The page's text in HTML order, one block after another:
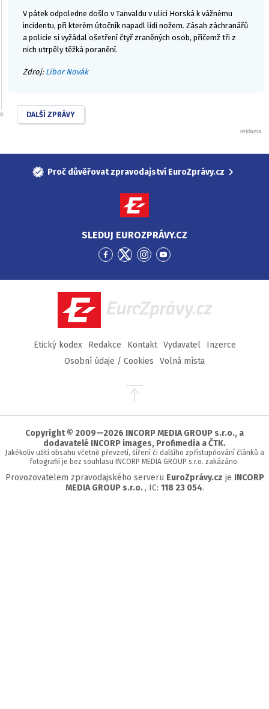
V pátek odpoledne došlo v Tanvaldu v ulici Horská k vážnému
incidentu, při kterém útočník napadl lidi nožem. Zásah záchranářů
a policie si vyžádal ošetření čtyř zraněných osob, přičemž tři z
nich utrpěly těžká poranění.
Zdroj: Libor Novák
DALŠÍ ZPRÁVY
Proč důvěřovat zpravodajství EuroZprávy.cz
SLEDUJ EUROZPRÁVY.CZ
Přejít
Facebook
Přejít
Twitter
Přejít
Instagram
Přejít
YouTube
EuroZprávy.cz
Etický kodex Redakce Kontakt Vydavatel
Inzerce
Osobní údaje / Cookies
Volná místa
Přejít
stránky
Copyright © 2009—2026 INCORP MEDIA GROUP s.r.o., a
dodavatelé INCORP images, Profimedia a ČTK.
Jakékoliv užití obsahu včetně převzetí, šíření či dalšího zpřístupňování článků a
fotografií je bez souhlasu INCORP MEDIA GROUP s.r.o. zakázáno.
Provozovatelem zpravodajského serveru EuroZprávy.cz je INCORP
MEDIA GROUP s.r.o. , IC: 118 23 054.